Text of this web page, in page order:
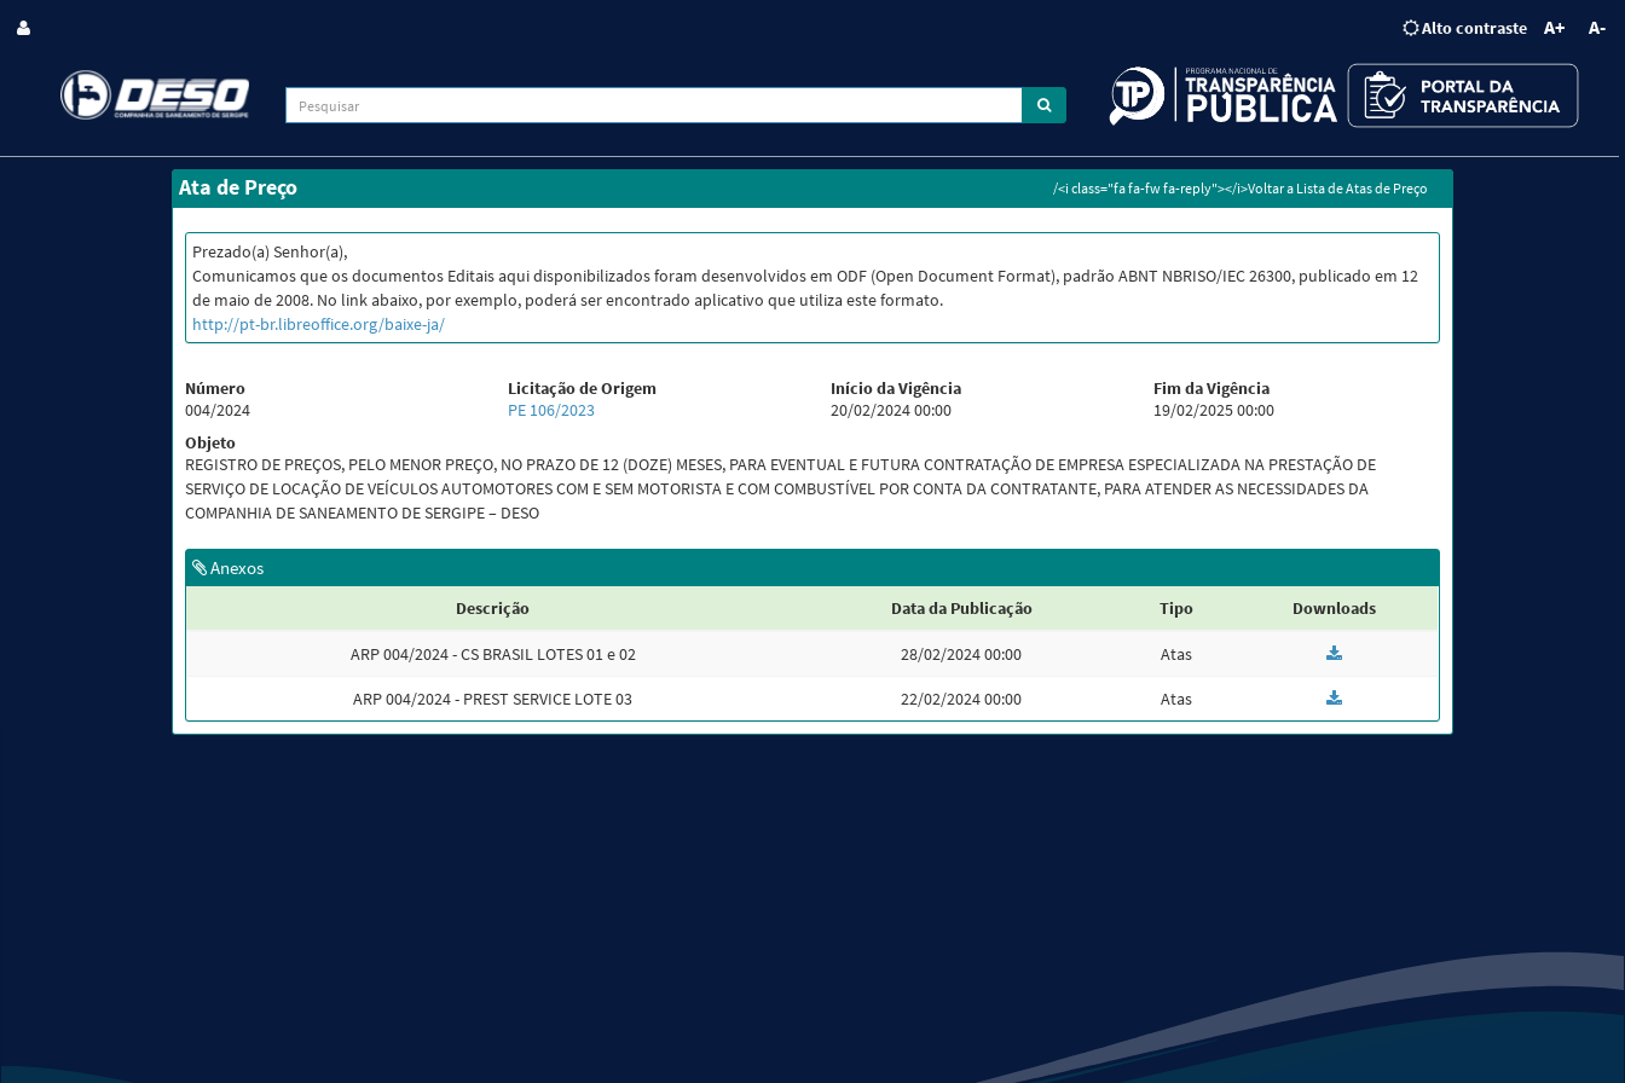
Alto contraste A+ A-
Ata de Preço /<i class="fa fa-fw fa-reply"></i>Voltar a Lista de Atas de Preço
Prezado(a) Senhor(a),
Comunicamos que os documentos Editais aqui disponibilizados foram desenvolvidos em ODF (Open Document Format), padrão ABNT NBRISO/IEC 26300, publicado em 12
de maio de 2008. No link abaixo, por exemplo, poderá ser encontrado aplicativo que utiliza este formato.
http://pt-br.libreoffice.org/baixe-ja/
Número
004/2024
Licitação de Origem
PE 106/2023
Início da Vigência
20/02/2024 00:00
Fim da Vigência
19/02/2025 00:00
Objeto
REGISTRO DE PREÇOS, PELO MENOR PREÇO, NO PRAZO DE 12 (DOZE) MESES, PARA EVENTUAL E FUTURA CONTRATAÇÃO DE EMPRESA ESPECIALIZADA NA PRESTAÇÃO DE
SERVIÇO DE LOCAÇÃO DE VEÍCULOS AUTOMOTORES COM E SEM MOTORISTA E COM COMBUSTÍVEL POR CONTA DA CONTRATANTE, PARA ATENDER AS NECESSIDADES DA
COMPANHIA DE SANEAMENTO DE SERGIPE – DESO
Anexos
Descrição Data da Publicação Tipo Downloads
ARP 004/2024 - CS BRASIL LOTES 01 e 02 28/02/2024 00:00 Atas
ARP 004/2024 - PREST SERVICE LOTE 03 22/02/2024 00:00 Atas